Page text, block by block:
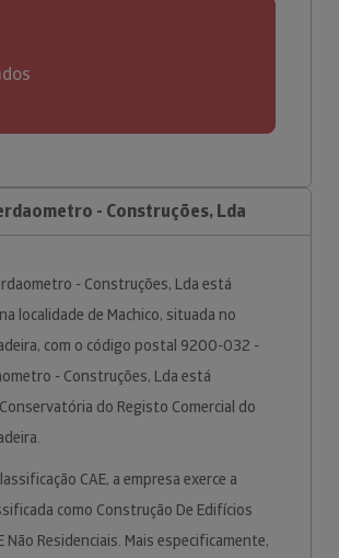
- Construções, Lda
- Construções, Lda está
localidade de Machico, situada no
com o código postal 9200-032 -
- Construções, Lda está
do Registo Comercial do
CAE, a empresa exerce a
como Construção De Edifícios
Não Residenciais. Mais especificamente,